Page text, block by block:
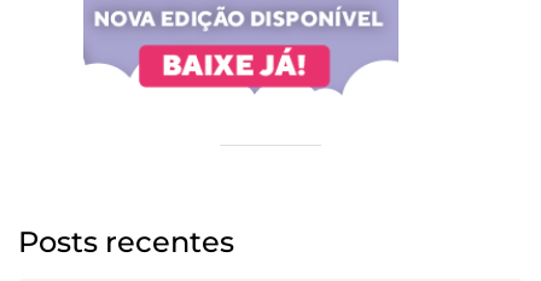
Posts recentes